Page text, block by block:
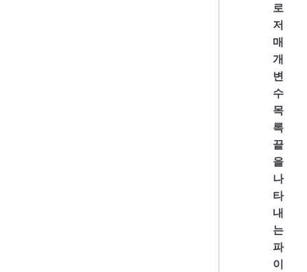
로
저
매
개
변
수
목
록
끝
을
나
타
내
는
파
이